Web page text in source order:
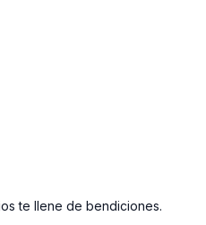
te llene de bendiciones.